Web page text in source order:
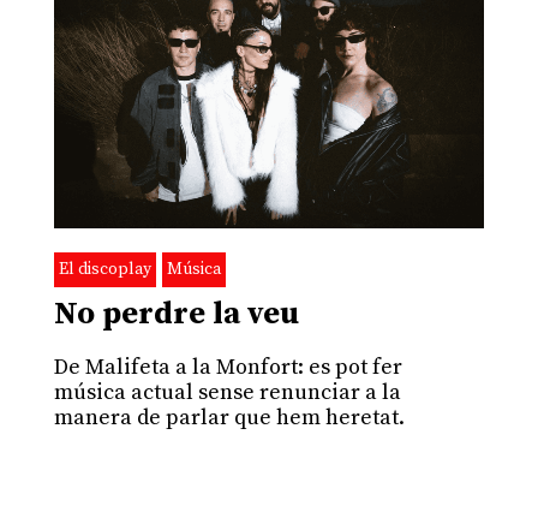
El discoplay Música
No perdre la veu
De Malifeta a la Monfort: es pot fer
música actual sense renunciar a la
manera de parlar que hem heretat.